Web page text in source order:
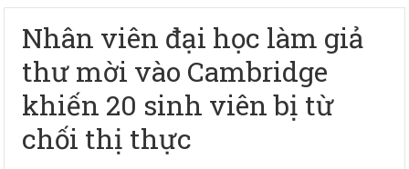
Nhân viên đại học làm giả
thư mời vào Cambridge
khiến 20 sinh viên bị từ
chối thị thực